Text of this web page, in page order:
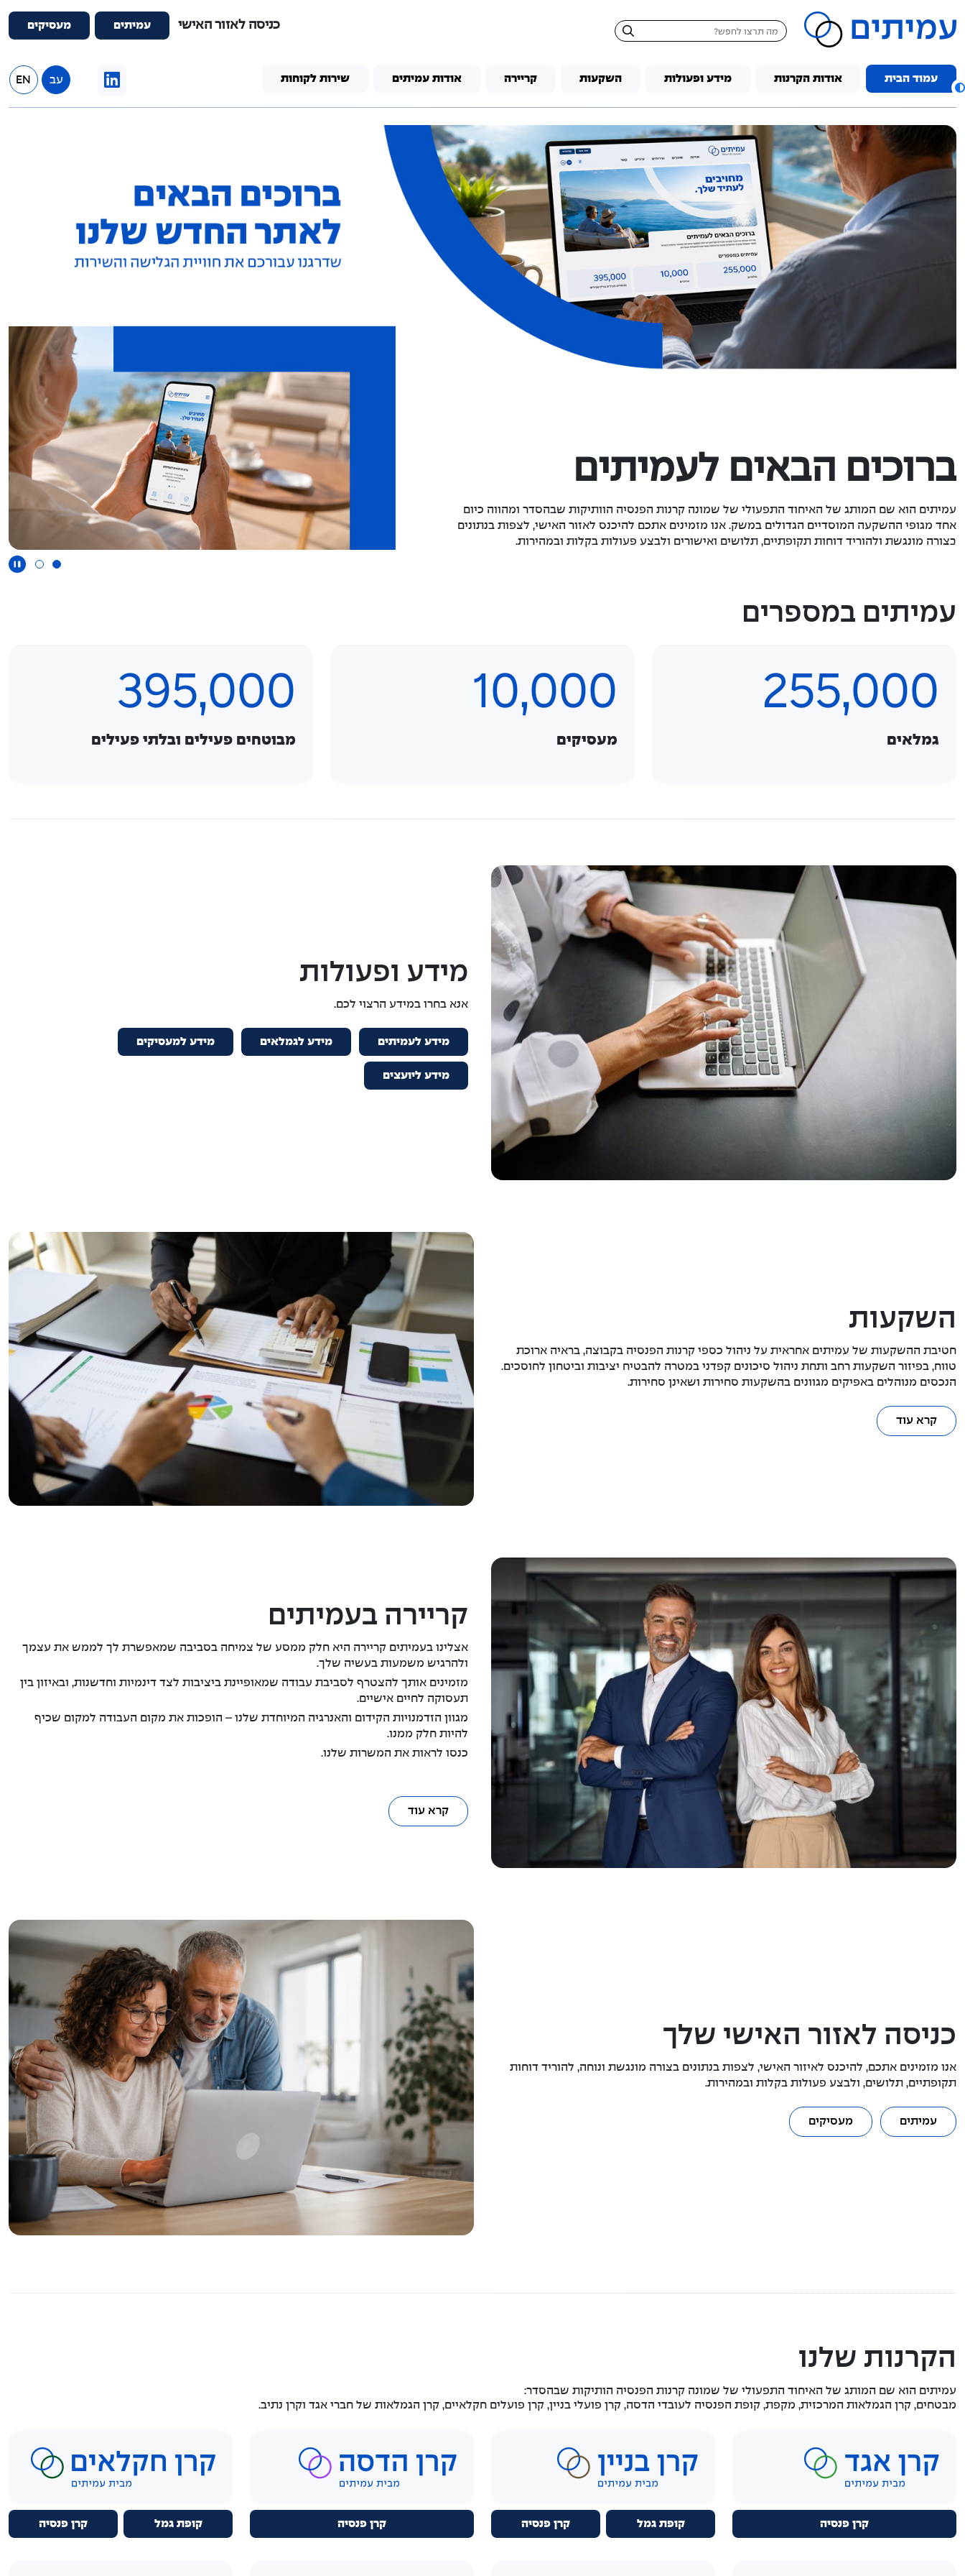
כניסה לאזור האישי עמיתים מעסיקים
עמוד הבית אודות הקרנות מידע ופעולות השקעות קריירה אודות עמיתים שירות לקוחות עב EN
ברוכים הבאים לעמיתים
עמיתים הוא שם המותג של האיחוד התפעולי של שמונה קרנות הפנסיה הוותיקות שבהסדר ומהווה כיום
אחד מגופי ההשקעה המוסדיים הגדולים במשק. אנו מזמינים אתכם להיכנס לאזור האישי, לצפות בנתונים
בצורה מונגשת ולהוריד דוחות תקופתיים, תלושים ואישורים ולבצע פעולות בקלות ובמהירות.
עמיתים במספרים
255,000
גמלאים
10,000
מעסיקים
395,000
מבוטחים פעילים ובלתי פעילים
מידע ופעולות
אנא בחרו במידע הרצוי לכם.
מידע לעמיתים מידע לגמלאים מידע למעסיקים
מידע ליועצים
השקעות
חטיבת ההשקעות של עמיתים אחראית על ניהול כספי קרנות הפנסיה בקבוצה, בראיה ארוכת
טווח, בפיזור השקעות רחב ותחת ניהול סיכונים קפדני במטרה להבטיח יציבות וביטחון לחוסכים.
הנכסים מנוהלים באפיקים מגוונים בהשקעות סחירות ושאינן סחירות.
קרא עוד
קריירה בעמיתים
אצלינו בעמיתים קריירה היא חלק ממסע של צמיחה בסביבה שמאפשרת לך לממש את עצמך
ולהרגיש משמעות בעשיה שלך.
מזמינים אותך להצטרף לסביבת עבודה שמאופיינת ביציבות לצד דינמיות וחדשנות, ובאיזון בין
תעסוקה לחיים אישיים.
מגוון הזדמנויות הקידום והאנרגיה המיוחדת שלנו – הופכות את מקום העבודה למקום שכיף
להיות חלק ממנו.
כנסו לראות את המשרות שלנו.
קרא עוד
כניסה לאזור האישי שלך
אנו מזמינים אתכם, להיכנס לאיזור האישי, לצפות בנתונים בצורה מונגשת ונוחה, להוריד דוחות
תקופתיים, תלושים, ולבצע פעולות בקלות ובמהירות.
עמיתים מעסיקים
הקרנות שלנו
עמיתים הוא שם המותג של האיחוד התפעולי של שמונה קרנות הפנסיה הותיקות שבהסדר:
מבטחים, קרן הגמלאות המרכזית, מקפת, קופת הפנסיה לעובדי הדסה, קרן פועלי בניין, קרן פועלים חקלאיים, קרן הגמלאות של חברי אגד וקרן נתיב.
קרן פנסיה קופת גמל קרן פנסיה קרן פנסיה קופת גמל קרן פנסיה